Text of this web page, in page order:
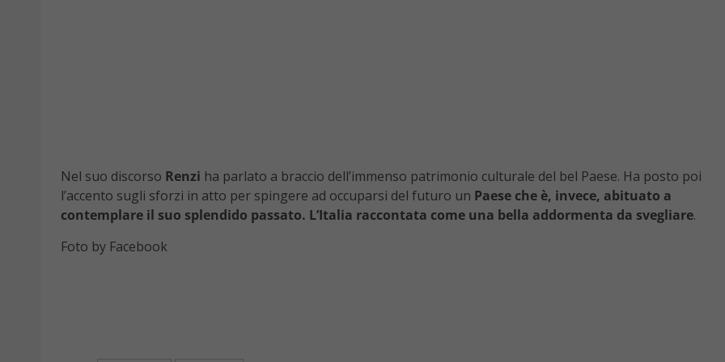
Nel suo discorso Renzi ha parlato a braccio dell’immenso patrimonio culturale del bel Paese. Ha posto poi
l’accento sugli sforzi in atto per spingere ad occuparsi del futuro un Paese che è, invece, abituato a
contemplare il suo splendido passato. L’Italia raccontata come una bella addormenta da svegliare.
Foto by Facebook